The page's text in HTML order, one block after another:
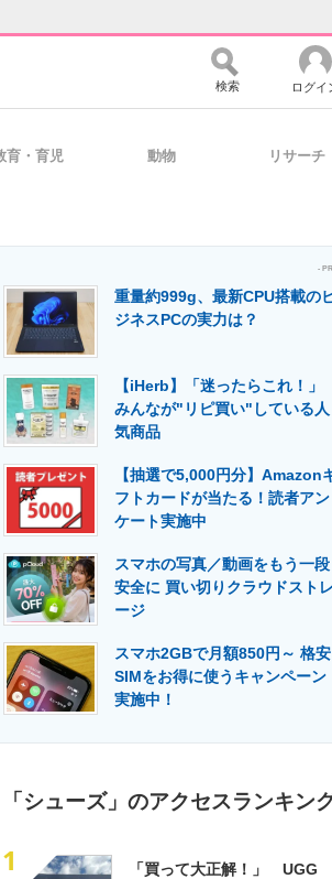
ミュニティ マーケ×ITの今がよく分かる
活用を支援
門メディア 建設×テクノロジーの最前線
検索 ログイ
育・育児 動物 リサーチ
-
重量約999g、最新CPU搭載の
ジネスPCの実力は？
【iHerb】「迷ったらこれ！」
みんなが"リピ買い"している人
気商品
【抽選で5,000円分】Amazon
フトカードが当たる！読者アン
ケート実施中
スマホの写真／動画をもう一段
安全に 買い切りクラウドストレ
ージ
スマホ2GBで月額850円～ 格安
SIMをお得に使うキャンペーン
実施中！
「シューズ」のアクセスランキン
1
「買って大正解！」 UGG